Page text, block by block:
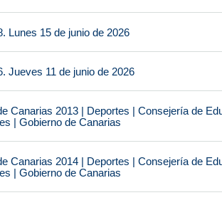
Lunes 15 de junio de 2026
Jueves 11 de junio de 2026
Canarias 2013 | Deportes | Consejería de
| Gobierno de Canarias
Canarias 2014 | Deportes | Consejería de
| Gobierno de Canarias